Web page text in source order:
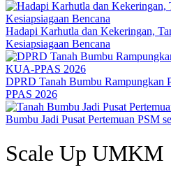
Hadapi Karhutla dan Kekeringan,
Kesiapsiagaan Bencana
DPRD Tanah Bumbu Rampungkan
PPAS 2026
Bumbu Jadi Pusat Pertemuan PSM
Scale Up UMKM